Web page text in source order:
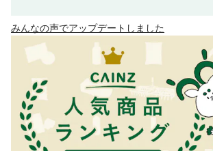
みんなの声でアップデートしました